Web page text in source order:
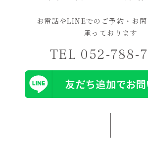
お電話やLINEでのご予約・お問
承っております
TEL 052-788-